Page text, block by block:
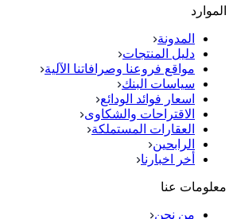
الموارد
المدونة
دليل المنتجات
مواقع فروعنا وصرافاتنا الآلية
سياسات البنك
اسعار فوائد الودائع
الاقتراحات والشكاوى
العقارات المستملكة
الرابحين
أخر اخبارنا
معلومات عنا
من نحن